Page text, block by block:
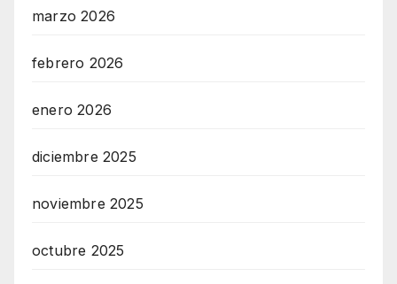
marzo 2026
febrero 2026
enero 2026
diciembre 2025
noviembre 2025
octubre 2025